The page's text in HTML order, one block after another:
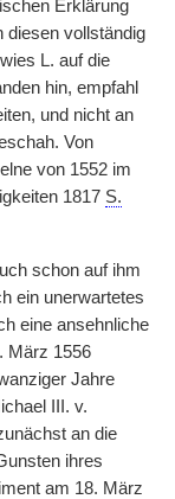
Erklärung
diesen vollständig
L. auf die
hin, empfahl
und nicht an
Von
von 1552 im
1817 S.
schon auf ihm
ein unerwartetes
eine ansehnliche
März 1556
Jahre
III. v.
an die
ihres
am 18. März